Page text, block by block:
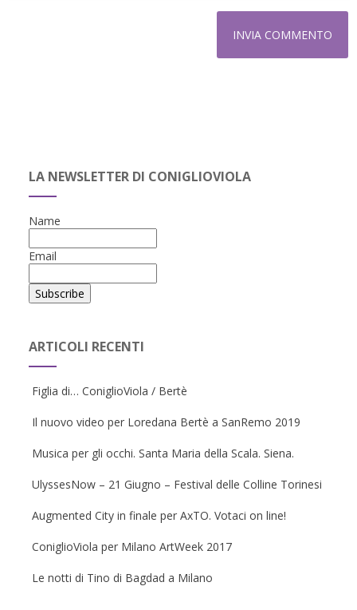
LA NEWSLETTER DI CONIGLIOVIOLA
Name
Email
ARTICOLI RECENTI
Figlia di… ConiglioViola / Bertè
Il nuovo video per Loredana Bertè a SanRemo 2019
Musica per gli occhi. Santa Maria della Scala. Siena.
UlyssesNow – 21 Giugno – Festival delle Colline Torinesi
Augmented City in finale per AxTO. Votaci on line!
ConiglioViola per Milano ArtWeek 2017
Le notti di Tino di Bagdad a Milano